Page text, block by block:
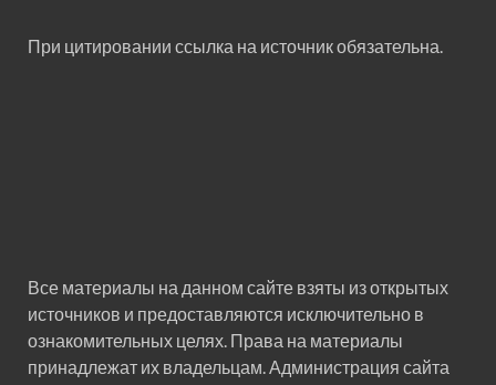
При цитировании ссылка на источник обязательна.
Все материалы на данном сайте взяты из открытых
источников и предоставляются исключительно в
ознакомительных целях. Права на материалы
принадлежат их владельцам. Администрация сайта